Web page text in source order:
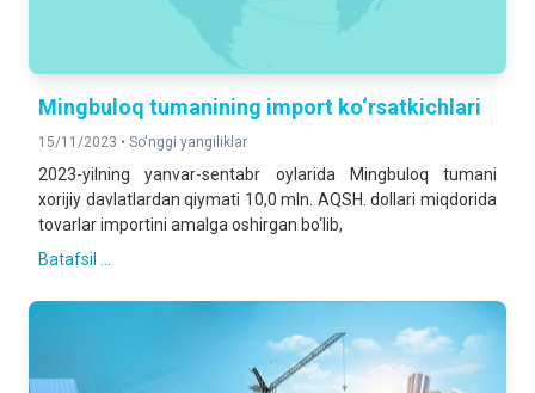
Mingbuloq tumanining import ko‘rsatkichlari
15/11/2023 • So'nggi yangiliklar
2023-yilning yanvar-sentabr oylarida Mingbuloq tumani
xorijiy davlatlardan qiymati 10,0 mln. AQSH. dollari miqdorida
tovarlar importini amalga oshirgan bo‘lib,
Batafsil ...